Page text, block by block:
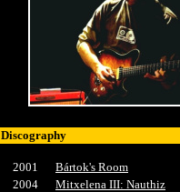
Discography
2001
Bártok's Room
2004
Mitxelena III: Nauthiz